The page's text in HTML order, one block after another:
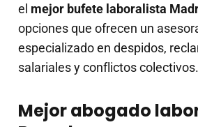
el mejor bufete laboralista
opciones que ofrecen un
especializado en despidos,
salariales y conflictos colectivos.
Mejor abogado